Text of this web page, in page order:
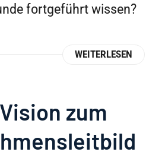
fortgeführt wissen?
WEITERLESEN
zum